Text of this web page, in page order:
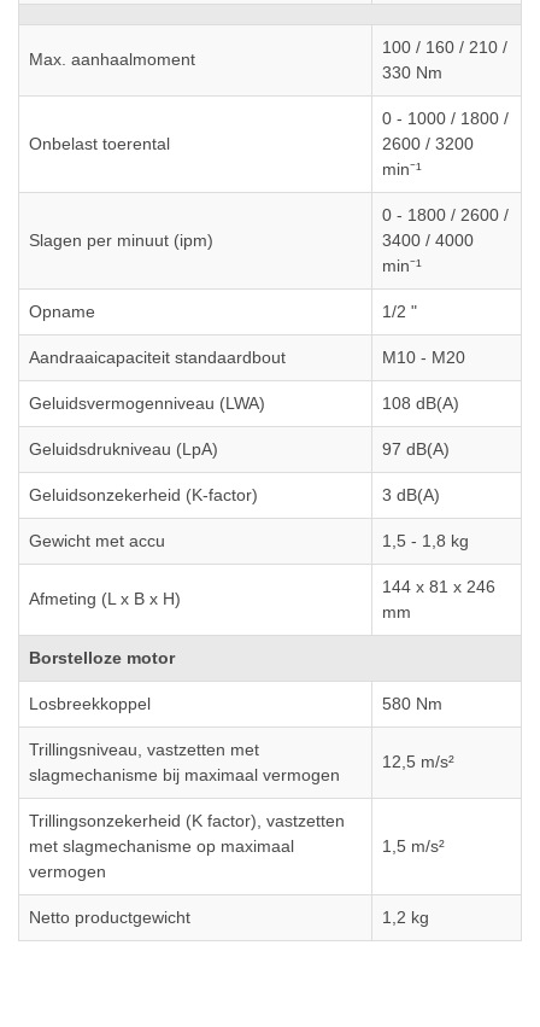
Max. aanhaalmoment
100 / 160 / 210 /
330 Nm
Onbelast toerental
0 - 1000 / 1800 /
2600 / 3200
min⁻¹
Slagen per minuut (ipm)
0 - 1800 / 2600 /
3400 / 4000
min⁻¹
Opname 1/2 "
Aandraaicapaciteit standaardbout M10 - M20
Geluidsvermogenniveau (LWA) 108 dB(A)
Geluidsdrukniveau (LpA) 97 dB(A)
Geluidsonzekerheid (K-factor) 3 dB(A)
Gewicht met accu 1,5 - 1,8 kg
Afmeting (L x B x H)
144 x 81 x 246
mm
Borstelloze motor
Losbreekkoppel 580 Nm
Trillingsniveau, vastzetten met
slagmechanisme bij maximaal vermogen
12,5 m/s²
Trillingsonzekerheid (K factor), vastzetten
met slagmechanisme op maximaal
vermogen
1,5 m/s²
Netto productgewicht 1,2 kg